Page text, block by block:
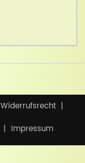
Widerrufsrecht
Impressum